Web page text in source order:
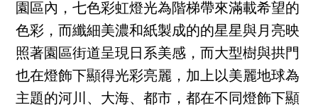
園區內，七色彩虹燈光為階梯帶來滿載希望的
色彩，而纖細美濃和紙製成的的星星與月亮映
照著園區街道呈現日系美感，而大型樹與拱門
也在燈飾下顯得光彩亮麗，加上以美麗地球為
主題的河川、大海、都市，都在不同燈飾下顯